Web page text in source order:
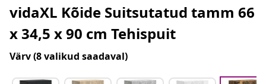
vidaXL Kõide Suitsutatud tamm 66
x 34,5 x 90 cm Tehispuit
Värv(8 valikud saadaval)